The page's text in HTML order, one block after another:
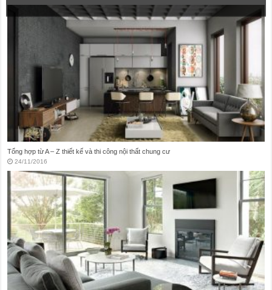
Vấn đề trong thiết kế nội thất nhà vệ sinh hay mắc phải
21/11/2016